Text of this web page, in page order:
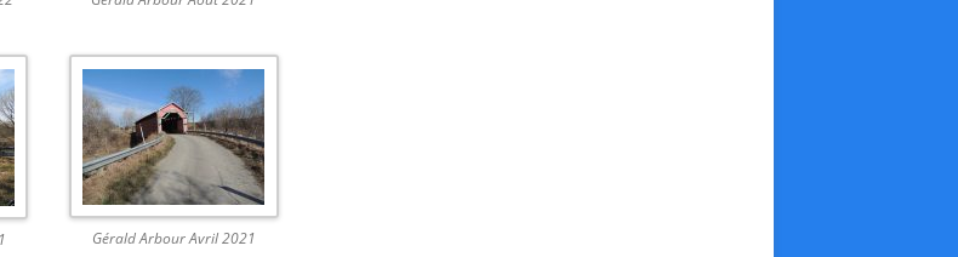
Gérald Arbour Avril 2021